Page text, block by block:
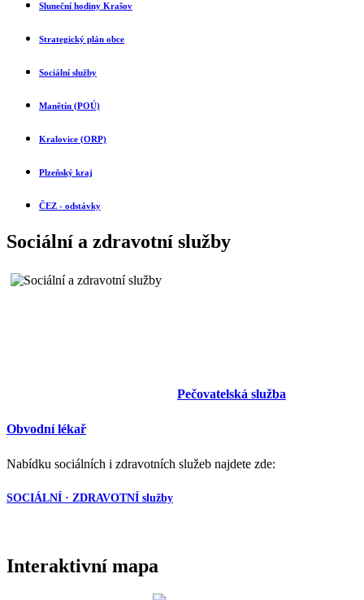
Sluneční hodiny Krašov
Strategický plán obce
Sociální služby
Manětín (POÚ)
Kralovice (ORP)
Plzeňský kraj
ČEZ - odstávky
Sociální a zdravotní služby
Pečovatelská služba
Obvodní lékař
Nabídku sociálních i zdravotních služeb najdete zde:
SOCIÁLNÍ · ZDRAVOTNÍ služby
Interaktivní mapa